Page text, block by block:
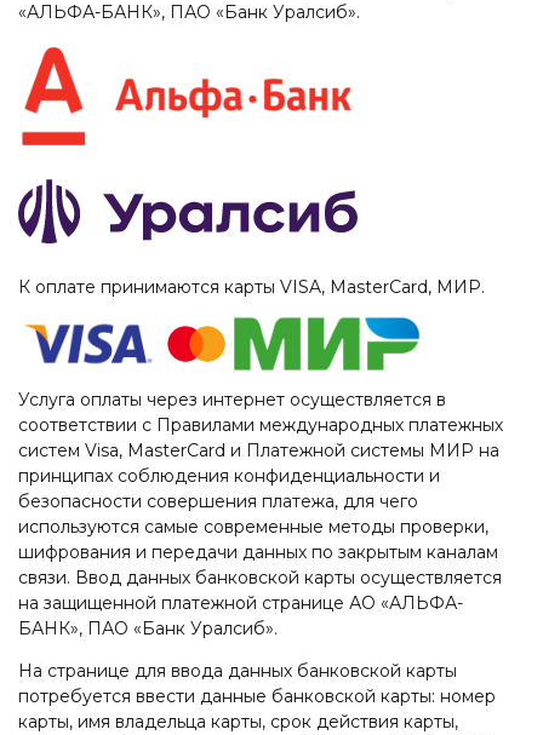
«АЛЬФА-БАНК», ПАО «Банк Уралсиб».
К оплате принимаются карты VISA, MasterCard, МИР.
Услуга оплаты через интернет осуществляется в
соответствии с Правилами международных платежных
систем Visa, MasterCard и Платежной системы МИР на
принципах соблюдения конфиденциальности и
безопасности совершения платежа, для чего
используются самые современные методы проверки,
шифрования и передачи данных по закрытым каналам
связи. Ввод данных банковской карты осуществляется
на защищенной платежной странице АО «АЛЬФА-
БАНК», ПАО «Банк Уралсиб».
На странице для ввода данных банковской карты
потребуется ввести данные банковской карты: номер
карты, имя владельца карты, срок действия карты,